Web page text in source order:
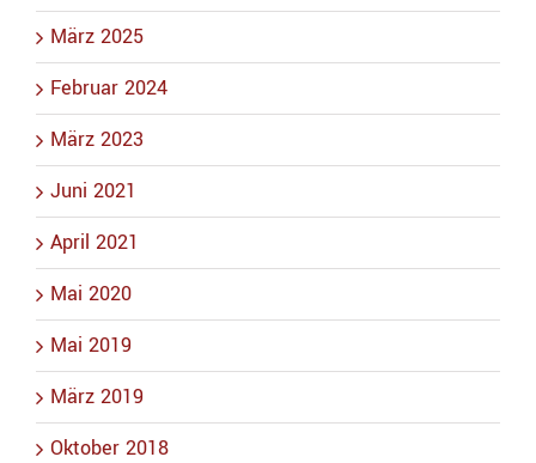
März 2025
Februar 2024
März 2023
Juni 2021
April 2021
Mai 2020
Mai 2019
März 2019
Oktober 2018